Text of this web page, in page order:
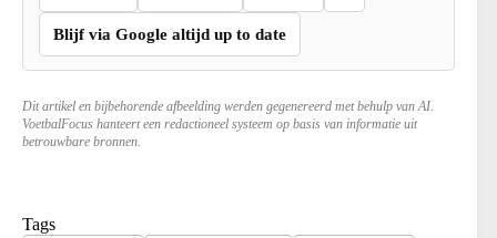
Blijf via Google altijd up to date
Dit artikel en bijbehorende afbeelding werden gegenereerd met behulp van AI.
VoetbalFocus hanteert een redactioneel systeem op basis van informatie uit
betrouwbare bronnen.
Tags